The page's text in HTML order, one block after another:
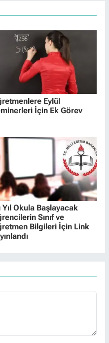
Eylül
İçin Ek Görev
Yıl Okula Başlayacak
Sınıf ve
Bilgileri İçin Link